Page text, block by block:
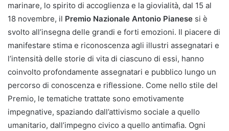
marinare, lo spirito di accoglienza e la giovialità, dal 15 al
18 novembre, il Premio Nazionale Antonio Pianese si è
svolto all’insegna delle grandi e forti emozioni. Il piacere di
manifestare stima e riconoscenza agli illustri assegnatari e
l’intensità delle storie di vita di ciascuno di essi, hanno
coinvolto profondamente assegnatari e pubblico lungo un
percorso di conoscenza e riflessione. Come nello stile del
Premio, le tematiche trattate sono emotivamente
impegnative, spaziando dall’attivismo sociale a quello
umanitario, dall’impegno civico a quello antimafia. Ogni